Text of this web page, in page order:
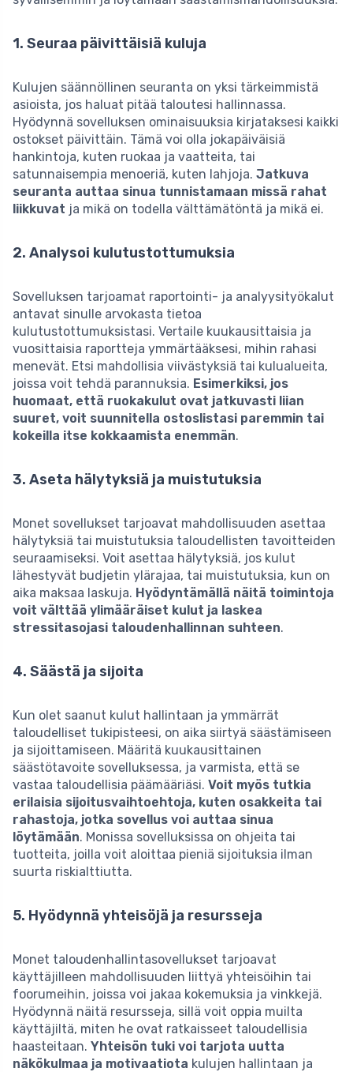
1. Seuraa päivittäisiä kuluja
Kulujen säännöllinen seuranta on yksi tärkeimmistä
asioista, jos haluat pitää taloutesi hallinnassa.
Hyödynnä sovelluksen ominaisuuksia kirjataksesi kaikki
ostokset päivittäin. Tämä voi olla jokapäiväisiä
hankintoja, kuten ruokaa ja vaatteita, tai
satunnaisempia menoeriä, kuten lahjoja. Jatkuva
seuranta auttaa sinua tunnistamaan missä rahat
liikkuvat ja mikä on todella välttämätöntä ja mikä ei.
2. Analysoi kulutustottumuksia
Sovelluksen tarjoamat raportointi- ja analyysityökalut
antavat sinulle arvokasta tietoa
kulutustottumuksistasi. Vertaile kuukausittaisia ja
vuosittaisia raportteja ymmärtääksesi, mihin rahasi
menevät. Etsi mahdollisia viivästyksiä tai kulualueita,
joissa voit tehdä parannuksia. Esimerkiksi, jos
huomaat, että ruokakulut ovat jatkuvasti liian
suuret, voit suunnitella ostoslistasi paremmin tai
kokeilla itse kokkaamista enemmän.
3. Aseta hälytyksiä ja muistutuksia
Monet sovellukset tarjoavat mahdollisuuden asettaa
hälytyksiä tai muistutuksia taloudellisten tavoitteiden
seuraamiseksi. Voit asettaa hälytyksiä, jos kulut
lähestyvät budjetin ylärajaa, tai muistutuksia, kun on
aika maksaa laskuja. Hyödyntämällä näitä toimintoja
voit välttää ylimääräiset kulut ja laskea
stressitasojasi taloudenhallinnan suhteen.
4. Säästä ja sijoita
Kun olet saanut kulut hallintaan ja ymmärrät
taloudelliset tukipisteesi, on aika siirtyä säästämiseen
ja sijoittamiseen. Määritä kuukausittainen
säästötavoite sovelluksessa, ja varmista, että se
vastaa taloudellisia päämääriäsi. Voit myös tutkia
erilaisia sijoitusvaihtoehtoja, kuten osakkeita tai
rahastoja, jotka sovellus voi auttaa sinua
löytämään. Monissa sovelluksissa on ohjeita tai
tuotteita, joilla voit aloittaa pieniä sijoituksia ilman
suurta riskialttiutta.
5. Hyödynnä yhteisöjä ja resursseja
Monet taloudenhallintasovellukset tarjoavat
käyttäjilleen mahdollisuuden liittyä yhteisöihin tai
foorumeihin, joissa voi jakaa kokemuksia ja vinkkejä.
Hyödynnä näitä resursseja, sillä voit oppia muilta
käyttäjiltä, miten he ovat ratkaisseet taloudellisia
haasteitaan. Yhteisön tuki voi tarjota uutta
näkökulmaa ja motivaatiota kulujen hallintaan ja